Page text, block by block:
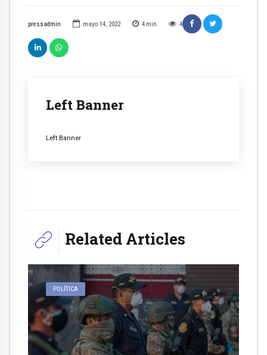
pressadmin mayo 14, 2022 4 min 4
Left Banner
Left Banner
Related Articles
POLÍTICA